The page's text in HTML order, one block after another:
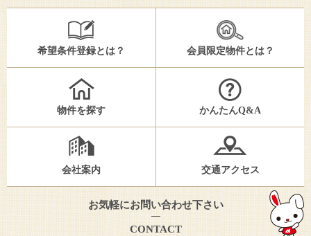
希望条件登録とは？ 会員限定物件とは？
物件を探す かんたんQ&A
会社案内 交通アクセス
お気軽にお問い合わせ下さい
CONTACT